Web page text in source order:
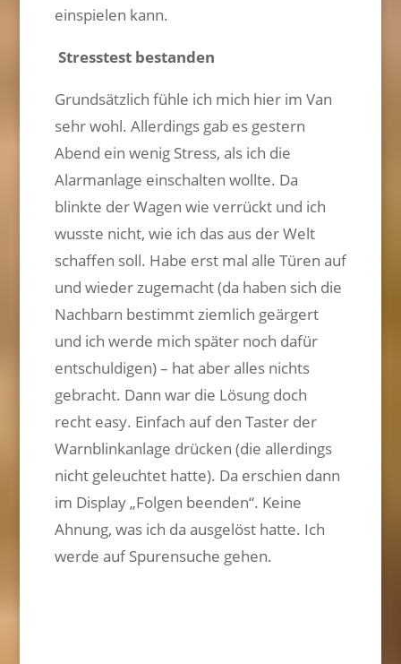
einspielen kann.
Stresstest bestanden
Grundsätzlich fühle ich mich hier im Van
sehr wohl. Allerdings gab es gestern
Abend ein wenig Stress, als ich die
Alarmanlage einschalten wollte. Da
blinkte der Wagen wie verrückt und ich
wusste nicht, wie ich das aus der Welt
schaffen soll. Habe erst mal alle Türen auf
und wieder zugemacht (da haben sich die
Nachbarn bestimmt ziemlich geärgert
und ich werde mich später noch dafür
entschuldigen) – hat aber alles nichts
gebracht. Dann war die Lösung doch
recht easy. Einfach auf den Taster der
Warnblinkanlage drücken (die allerdings
nicht geleuchtet hatte). Da erschien dann
im Display „Folgen beenden“. Keine
Ahnung, was ich da ausgelöst hatte. Ich
werde auf Spurensuche gehen.